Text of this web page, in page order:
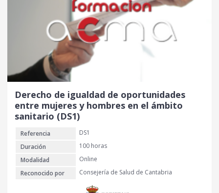
g
i
n
a
l
e
r
a
:
c
t
u
a
l
e
s
3
0
€
Derecho de igualdad de oportunidades
entre mujeres y hombres en el ámbito
sanitario (DS1)
Referencia
DS1
Duración
100 horas
Modalidad
Online
Reconocido por
Consejería de Salud de Cantabria